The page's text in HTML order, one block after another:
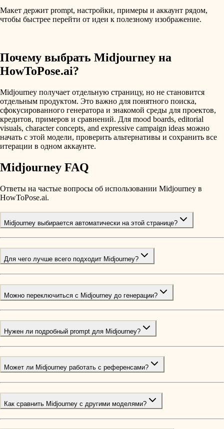
Макет держит prompt, настройки, примеры и аккаунт рядом,
чтобы быстрее перейти от идеи к полезному изображение.
Почему выбрать Midjourney на
HowToPose.ai?
Midjourney получает отдельную страницу, но не становится
отдельным продуктом. Это важно для понятного поиска,
сфокусированного генератора и знакомой среды для проектов,
кредитов, примеров и сравнений. Для mood boards, editorial
visuals, character concepts, and expressive campaign ideas можно
начать с этой модели, проверить альтернативы и сохранить все
итерации в одном аккаунте.
Midjourney FAQ
Ответы на частые вопросы об использовании Midjourney в
HowToPose.ai.
Midjourney выбирается автоматически на этой странице?
Для чего лучше всего подходит Midjourney?
Можно переключиться с Midjourney до генерации?
Нужен ли подробный prompt для Midjourney?
Может ли Midjourney работать с референсами?
Как сравнить Midjourney с другими моделями?